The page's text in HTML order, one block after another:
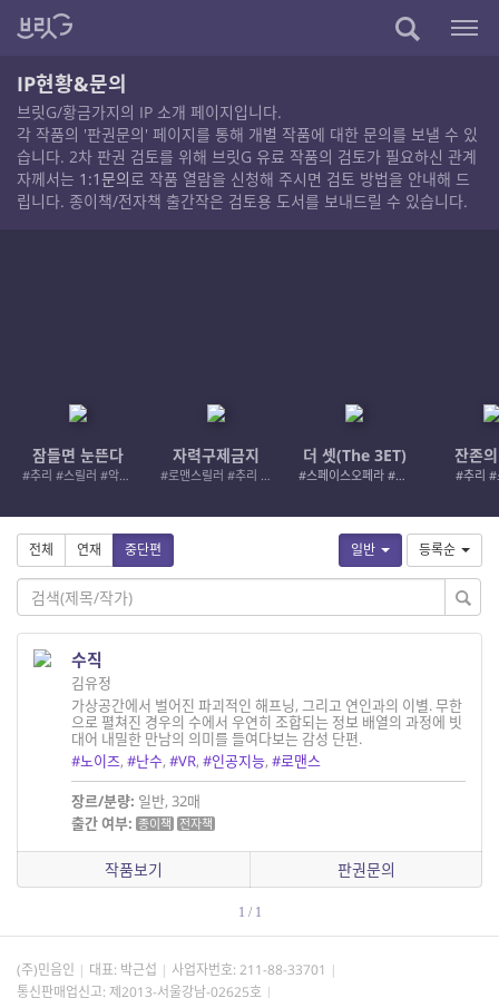
IP현황&문의
브릿G/황금가지의 IP 소개 페이지입니다.
각 작품의 '판권문의' 페이지를 통해 개별 작품에 대한 문의를 보낼 수 있
습니다. 2차 판권 검토를 위해 브릿G 유료 작품의 검토가 필요하신 관계
자께서는 1:1문의로 작품 열람을 신청해 주시면 검토 방법을 안내해 드
립니다. 종이책/전자책 출간작은 검토용 도서를 보내드릴 수 있습니다.
잠들면 눈뜬다
#추리 #스릴러 #악인 #로드레이지
자력구제금지
#로맨스릴러 #추리 #여성서사 #사적제재
더 셋(The 3ET)
#스페이스오페라 #우주활극
잔존
#추리 #
일반 등록순
전체 연재 중단편
수직
김유정
가상공간에서 벌어진 파괴적인 해프닝, 그리고 연인과의 이별. 무한
으로 펼쳐진 경우의 수에서 우연히 조합되는 정보 배열의 과정에 빗
대어 내밀한 만남의 의미를 들여다보는 감성 단편.
#노이즈,#난수,#VR,#인공지능,#로맨스
장르/분량: 일반, 32매
출간 여부: 종이책 전자책
작품보기 판권문의
1 / 1
(주)민음인 대표: 박근섭 사업자번호: 211-88-33701
통신판매업신고: 제2013-서울강남-02625호